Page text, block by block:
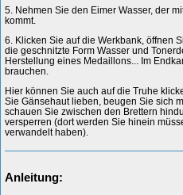
5. Nehmen Sie den Eimer Wasser, der
kommt.
6. Klicken Sie auf die Werkbank, öffnen
die geschnitzte Form Wasser und
Herstellung eines Medaillons... Im
brauchen.
Hier können Sie auch auf die Truhe
Sie Gänsehaut lieben, beugen Sie sich
schauen Sie zwischen den Brettern
versperren (dort werden Sie hinein
verwandelt haben).
Anleitung: